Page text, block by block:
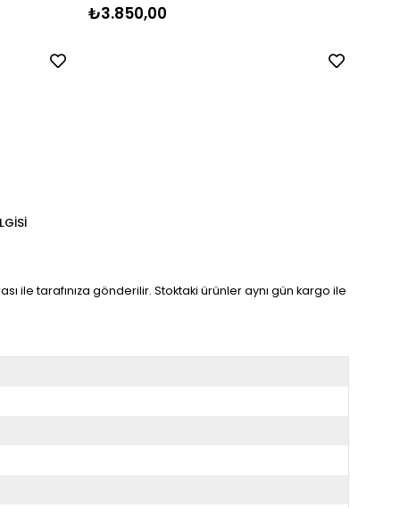
₺3.850,00
ile tarafınıza gönderilir. Stoktaki ürünler aynı gün kargo ile